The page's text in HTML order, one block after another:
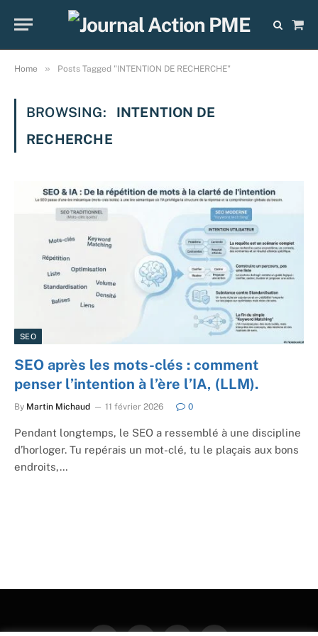
Cart
Home » Posts Tagged "INTENTION DE RECHERCHE"
BROWSING:
INTENTION DE
RECHERCHE
SEO
SEO après les mots-clés : comment
penser l’intention à l’ère l’IA, (LLM).
By Martin Michaud 11 février 2026 0
Pendant longtemps, le SEO a ressemblé à une discipline
d’horloger. Tu repérais un mot-clé, tu le plaçais aux bons
endroits,…